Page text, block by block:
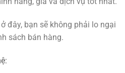
đây, bạn sẽ không phải lo ngại
sách bán hàng.